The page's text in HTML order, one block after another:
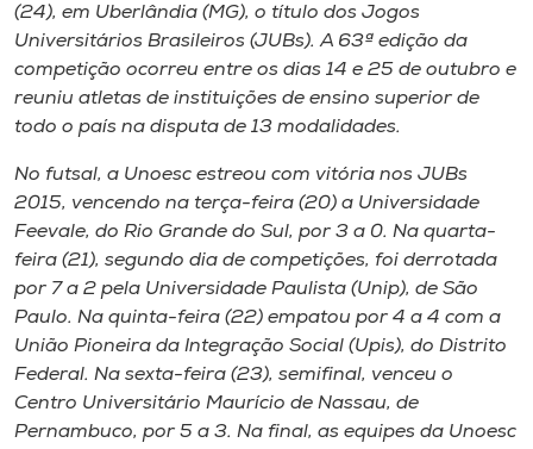
Museu
Unoesc
Store
Selecione
o idioma
(24), em Uberlândia (MG), o título dos Jogos
Universitários Brasileiros (JUBs). A 63ª edição da
competição ocorreu entre os dias 14 e 25 de outubro e
reuniu atletas de instituições de ensino superior de
todo o país na disputa de 13 modalidades.
No futsal, a Unoesc estreou com vitória nos JUBs
2015, vencendo na terça-feira (20) a Universidade
Feevale, do Rio Grande do Sul, por 3 a 0. Na quarta-
feira (21), segundo dia de competições, foi derrotada
por 7 a 2 pela Universidade Paulista (Unip), de São
Paulo. Na quinta-feira (22) empatou por 4 a 4 com a
União Pioneira da Integração Social (Upis), do Distrito
Federal. Na sexta-feira (23), semifinal, venceu o
Centro Universitário Maurício de Nassau, de
Pernambuco, por 5 a 3. Na final, as equipes da Unoesc